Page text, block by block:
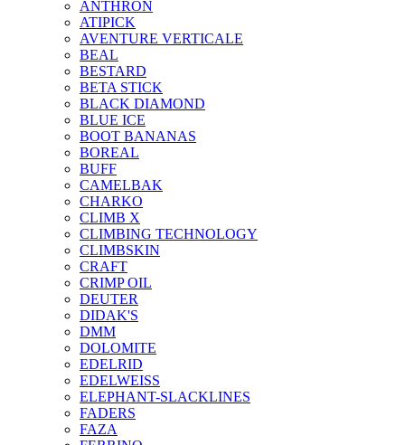
ANTHRON
ATIPICK
AVENTURE VERTICALE
BEAL
BESTARD
BETA STICK
BLACK DIAMOND
BLUE ICE
BOOT BANANAS
BOREAL
BUFF
CAMELBAK
CHARKO
CLIMB X
CLIMBING TECHNOLOGY
CLIMBSKIN
CRAFT
CRIMP OIL
DEUTER
DIDAK'S
DMM
DOLOMITE
EDELRID
EDELWEISS
ELEPHANT-SLACKLINES
FADERS
FAZA